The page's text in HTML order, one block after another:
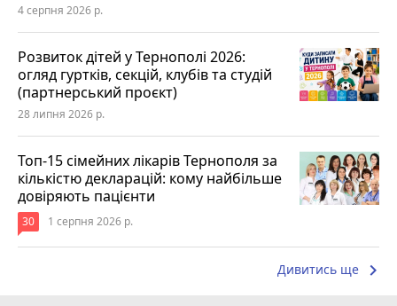
4 серпня 2026 р.
Розвиток дітей у Тернополі 2026:
огляд гуртків, секцій, клубів та студій
(партнерський проєкт)
28 липня 2026 р.
Топ-15 сімейних лікарів Тернополя за
кількістю декларацій: кому найбільше
довіряють пацієнти
30 1 серпня 2026 р.
Дивитись ще keyboard_arrow_right